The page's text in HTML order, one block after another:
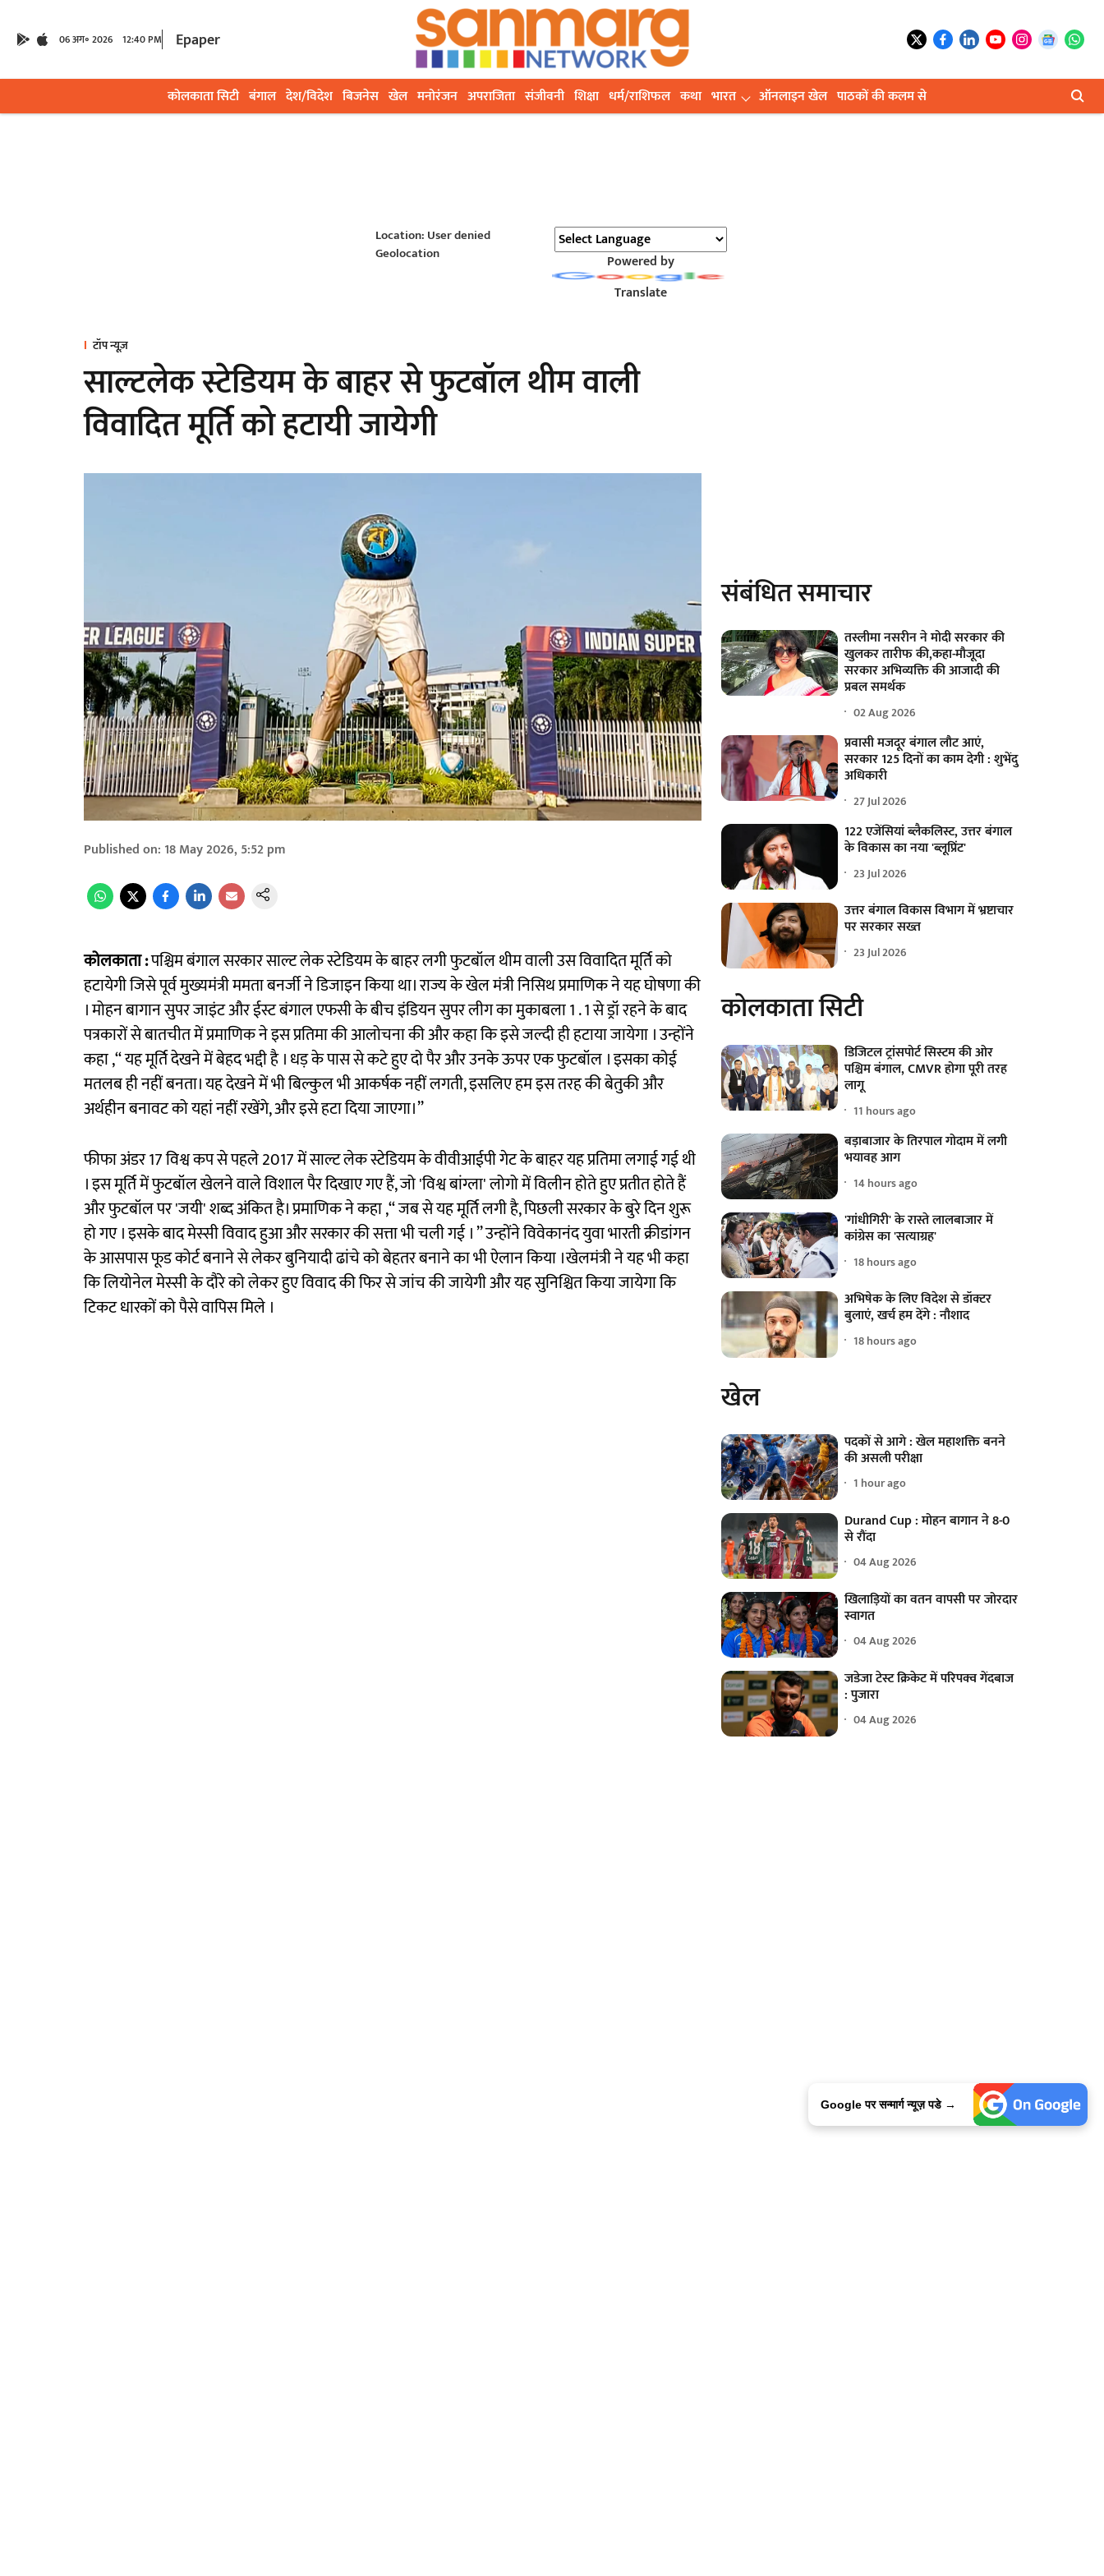
06 अग॰ 2026 12:40 PM Epaper
कोलकाता सिटी बंगाल देश/विदेश बिजनेस खेल मनोरंजन अपराजिता संजीवनी शिक्षा धर्म/राशिफल कथा भारत ऑनलाइन खेल पाठकों की कलम से
Location: User denied
Geolocation
Powered by
Translate
टॉप न्यूज़
साल्टलेक स्टेडियम के बाहर से फुटबॉल थीम वाली
विवादित मूर्ति को हटायी जायेगी
Published on: 18 May 2026, 5:52 pm
कोलकाता :पश्चिम बंगाल सरकार साल्ट लेक स्टेडियम के बाहर लगी फुटबॉल थीम वाली उस विवादित मूर्ति को
हटायेगी जिसे पूर्व मुख्यमंत्री ममता बनर्जी ने डिजाइन किया था। राज्य के खेल मंत्री निसिथ प्रमाणिक ने यह घोषणा की
। मोहन बागान सुपर जाइंट और ईस्ट बंगाल एफसी के बीच इंडियन सुपर लीग का मुकाबला 1 . 1 से ड्रॉ रहने के बाद
पत्रकारों से बातचीत में प्रमाणिक ने इस प्रतिमा की आलोचना की और कहा कि इसे जल्दी ही हटाया जायेगा । उन्होंने
कहा ,‘‘ यह मूर्ति देखने में बेहद भद्दी है । धड़ के पास से कटे हुए दो पैर और उनके ऊपर एक फुटबॉल । इसका कोई
मतलब ही नहीं बनता। यह देखने में भी बिल्कुल भी आकर्षक नहीं लगती, इसलिए हम इस तरह की बेतुकी और
अर्थहीन बनावट को यहां नहीं रखेंगे, और इसे हटा दिया जाएगा।’’
फीफा अंडर 17 विश्व कप से पहले 2017 में साल्ट लेक स्टेडियम के वीवीआईपी गेट के बाहर यह प्रतिमा लगाई गई थी
। इस मूर्ति में फुटबॉल खेलने वाले विशाल पैर दिखाए गए हैं, जो 'विश्व बांग्ला' लोगो में विलीन होते हुए प्रतीत होते हैं
और फुटबॉल पर 'जयी' शब्द अंकित है। प्रमाणिक ने कहा ,‘‘ जब से यह मूर्ति लगी है, पिछली सरकार के बुरे दिन शुरू
हो गए । इसके बाद मेस्सी विवाद हुआ और सरकार की सत्ता भी चली गई । ’’ उन्होंने विवेकानंद युवा भारती क्रीडांगन
के आसपास फूड कोर्ट बनाने से लेकर बुनियादी ढांचे को बेहतर बनाने का भी ऐलान किया ।खेलमंत्री ने यह भी कहा
कि लियोनेल मेस्सी के दौरे को लेकर हुए विवाद की फिर से जांच की जायेगी और यह सुनिश्चित किया जायेगा कि
टिकट धारकों को पैसे वापिस मिले ।
संबंधित समाचार
तस्लीमा नसरीन ने मोदी सरकार की
खुलकर तारीफ की,कहा-मौजूदा
सरकार अभिव्यक्ति की आजादी की
प्रबल समर्थक
02 Aug 2026
प्रवासी मजदूर बंगाल लौट आएं,
सरकार 125 दिनों का काम देगी : शुभेंदु
अधिकारी
27 Jul 2026
122 एजेंसियां ब्लैकलिस्ट, उत्तर बंगाल
के विकास का नया 'ब्लूप्रिंट'
23 Jul 2026
उत्तर बंगाल विकास विभाग में भ्रष्टाचार
पर सरकार सख्त
23 Jul 2026
कोलकाता सिटी
डिजिटल ट्रांसपोर्ट सिस्टम की ओर
पश्चिम बंगाल, CMVR होगा पूरी तरह
लागू
11 hours ago
बड़ाबाजार के तिरपाल गोदाम में लगी
भयावह आग
14 hours ago
'गांधीगिरी' के रास्ते लालबाजार में
कांग्रेस का 'सत्याग्रह'
18 hours ago
अभिषेक के लिए विदेश से डॉक्टर
बुलाएं, खर्च हम देंगे : नौशाद
18 hours ago
खेल
पदकों से आगे : खेल महाशक्ति बनने
की असली परीक्षा
1 hour ago
Durand Cup : मोहन बागान ने 8-0
से रौंदा
04 Aug 2026
खिलाड़ियों का वतन वापसी पर जोरदार
स्वागत
04 Aug 2026
जडेजा टेस्ट क्रिकेट में परिपक्व गेंदबाज
: पुजारा
04 Aug 2026
Google पर सन्मार्ग न्यूज़ पडे →